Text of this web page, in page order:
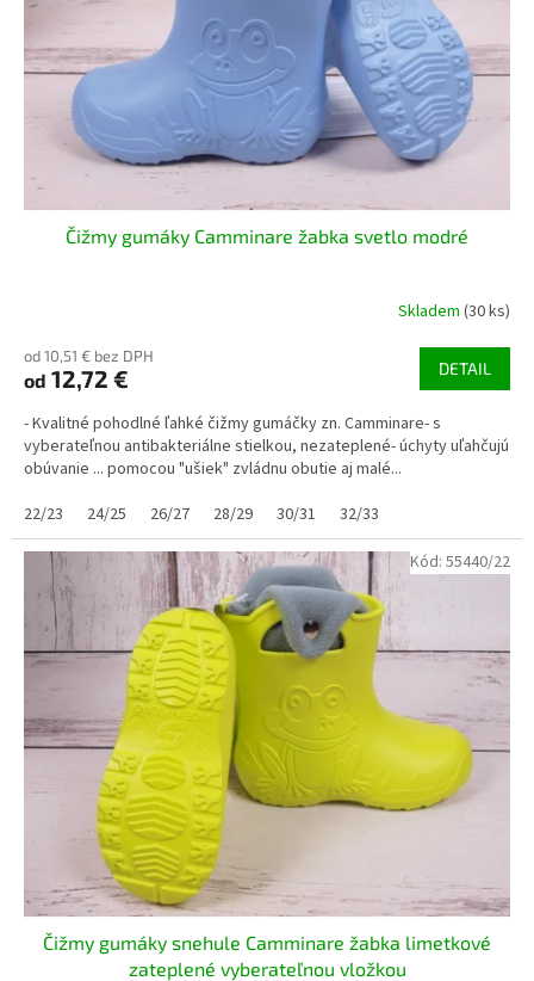
Čižmy gumáky Camminare žabka svetlo modré
Skladem (30 ks)
od 10,51 € bez DPH
od 12,72 € DETAIL
- Kvalitné pohodlné ľahké čižmy gumáčky zn. Camminare- s
vyberateľnou antibakteriálne stielkou, nezateplené- úchyty uľahčujú
obúvanie ... pomocou "ušiek" zvládnu obutie aj malé...
22/23
24/25 26/27 28/29 30/31 32/33
Čižmy gumáky snehule Camminare žabka limetkové
zateplené vyberateľnou vložkou
Kód: 55440/22